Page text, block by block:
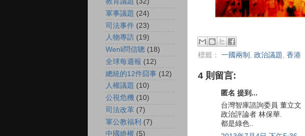
標籤： 一國兩制 , 政治議題, 香港
4 則留言:
匿名 提到...
台灣智庫諮詢委員 董立文
政治評論者 林保華.
都是綠色..
軍事議題 (24)
司法事件 (23)
人物專訪 (19)
Wenli問信聰 (18)
全球每週報 (12)
總統的12件囧事 (12)
人權議題 (10)
公視危機 (10)
司法改革 (7)
軍公教福利 (7)
中國維權 (5)